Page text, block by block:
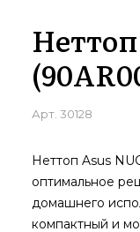
Неттоп
Арт. 30128
Неттоп Asus
оптимальное
домашнего
компактный и